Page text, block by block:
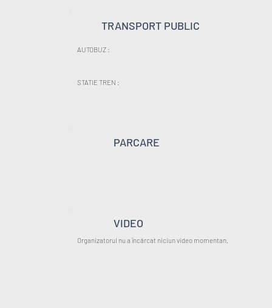
TRANSPORT PUBLIC
AUTOBUZ :
STATIE TREN :
PARCARE
VIDEO
Organizatorul nu a încărcat niciun video momentan.